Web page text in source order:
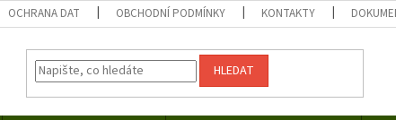
OCHRANA DAT OBCHODNÍ PODMÍNKY KONTAKTY
HLEDAT